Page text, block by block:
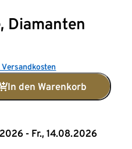
Diamanten
Versandkosten
In den Warenkorb
- Fr., 14.08.2026